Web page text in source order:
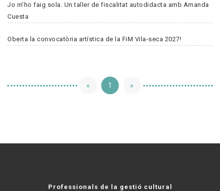
Jo m'ho faig sola. Un taller de fiscalitat autodidacta amb Amanda
Cuesta
Oberta la convocatòria artística de la FiM Vila-seca 2027!
« 1 »
Professionals de la gestió cultural